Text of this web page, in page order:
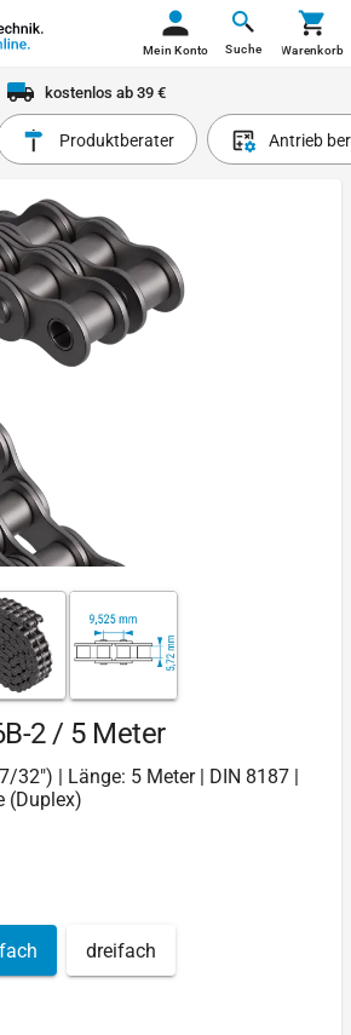
Suche
Mein Konto Warenkorb
kostenlos ab 39 €
Produktberater Antrieb
2 / 5 Meter
32") | Länge: 5 Meter | DIN 8187 |
(Duplex)
dreifach